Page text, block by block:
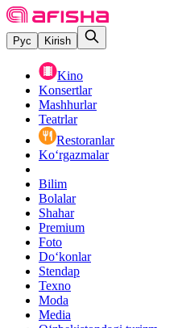
Рус Kirish
Kino
Konsertlar
Mashhurlar
Teatrlar
Restoranlar
Ko‘rgazmalar
Bilim
Bolalar
Shahar
Premium
Foto
Do‘konlar
Stendap
Texno
Moda
Media